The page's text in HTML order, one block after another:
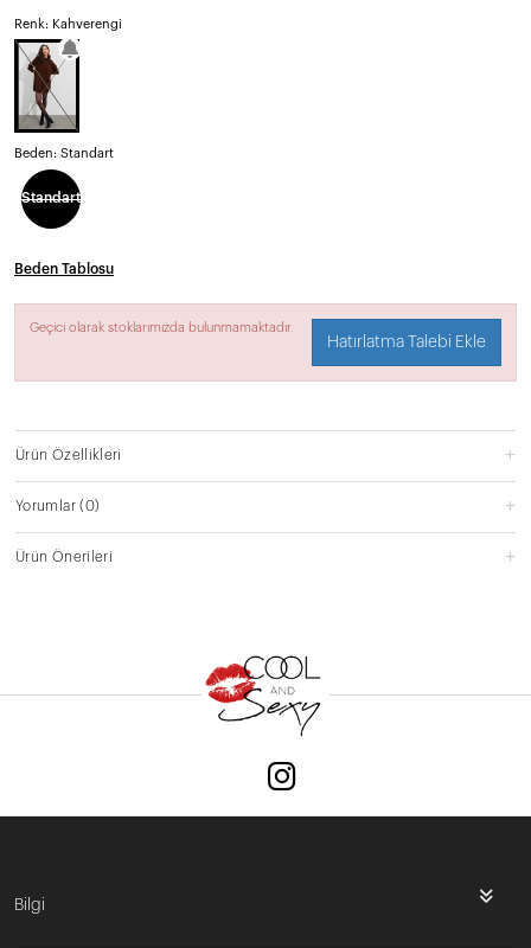
Renk: Kahverengi
Beden: Standart
Standart
Beden Tablosu
Geçici olarak stoklarımızda bulunmamaktadır.
Hatırlatma Talebi Ekle
Ürün Özellikleri
Yorumlar(0)
Ürün Önerileri
Bilgi